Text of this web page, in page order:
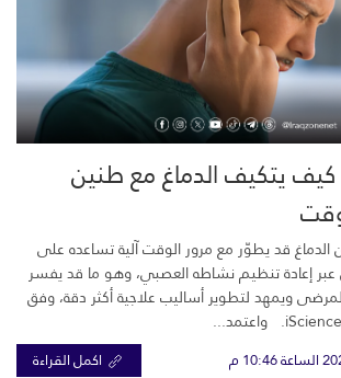
يتكيف الدماغ مع طنين
قد يطوّر مع مرور الوقت آلية تساعده على
عبر إعادة تنظيم نشاطه العصبي، وهو ما قد يفسر
المرضى ويمهد لتطوير أساليب علاجية أكثر دقة، وفق
اكمل القراءة